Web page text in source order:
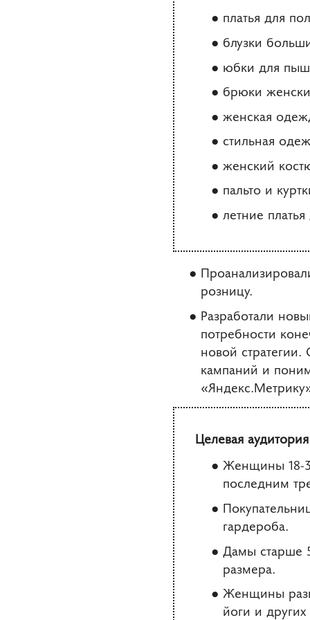
платья для
блузки
юбки для
брюки
женская
стильная
женский
пальто и
летние
розницу.
Разработали
потребности
новой
кампаний и
Целевая аудитория
Женщины 18-
последним
гардероба.
Дамы старше
размера.
Женщины
йоги и других